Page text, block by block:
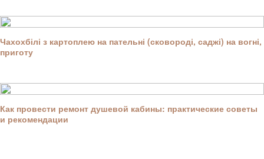
Чахохбілі з картоплею на пательні (сковороді, саджі) на вогні,
приготу
Как провести ремонт душевой кабины: практические советы
и рекомендации